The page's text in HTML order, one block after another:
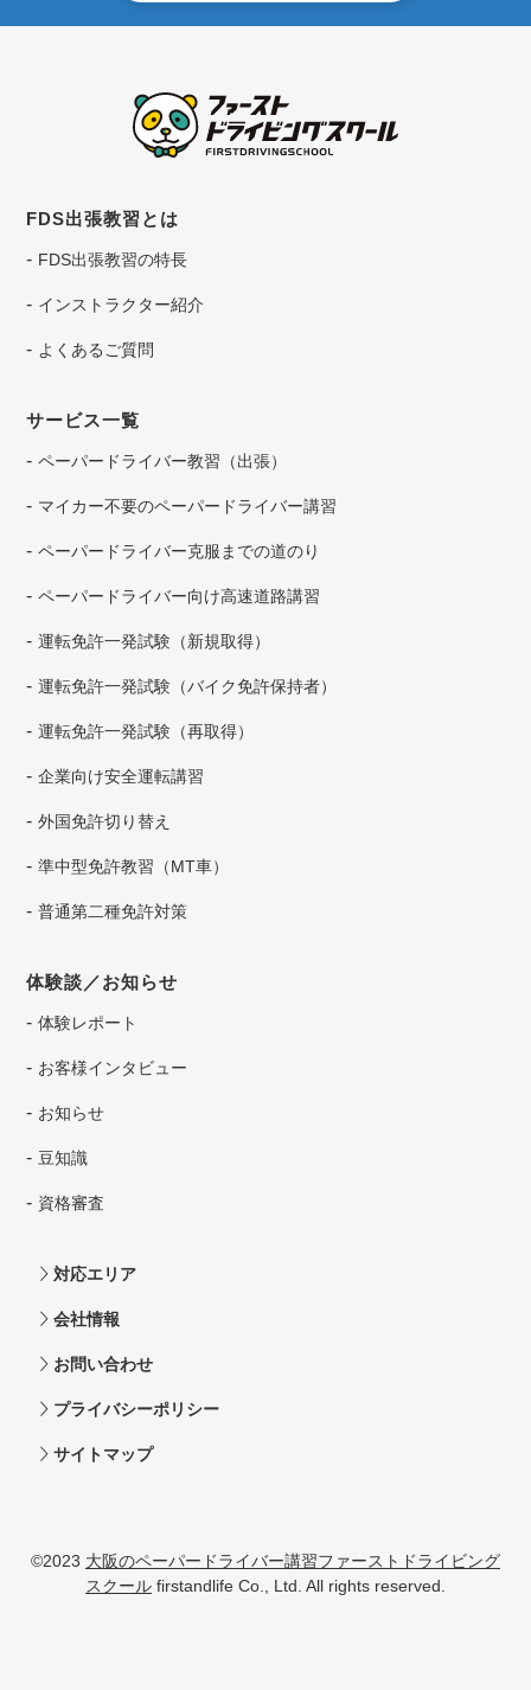
FDS出張教習とは
FDS出張教習の特長
インストラクター紹介
よくあるご質問
サービス一覧
ペーパードライバー教習（出張）
マイカー不要のペーパードライバー講習
ペーパードライバー克服までの道のり
ペーパードライバー向け高速道路講習
運転免許一発試験（新規取得）
運転免許一発試験（バイク免許保持者）
運転免許一発試験（再取得）
企業向け安全運転講習
外国免許切り替え
準中型免許教習（MT車）
普通第二種免許対策
体験談／お知らせ
体験レポート
お客様インタビュー
お知らせ
豆知識
資格審査
対応エリア
会社情報
お問い合わせ
プライバシーポリシー
サイトマップ
©2023 大阪のペーパードライバー講習ファーストドライビング
スクール firstandlife Co., Ltd. All rights reserved.